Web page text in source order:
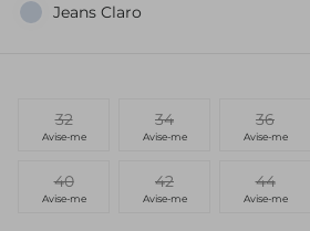
Jeans Claro
32
Avise-me
34
Avise-me
36
Avise-me
40
Avise-me
42
Avise-me
44
Avise-me